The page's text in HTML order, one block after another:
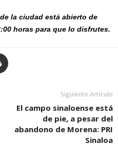
la ciudad está abierto de
horas para que lo disfrutes.
Siguiente Artículo
El campo sinaloense está
de pie, a pesar del
abandono de Morena: PRI
Sinaloa